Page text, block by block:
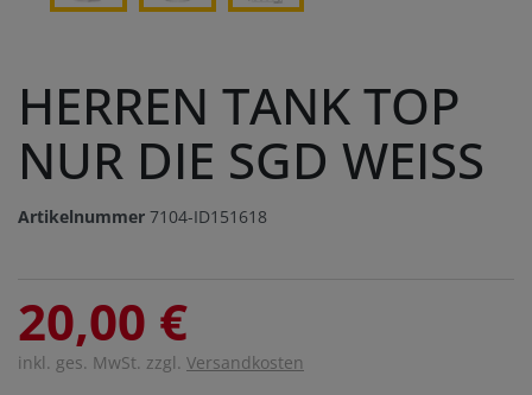
HERREN TANK TOP
NUR DIE SGD WEISS
Artikelnummer 7104-ID151618
20,00 €
inkl. ges. MwSt. zzgl. Versandkosten